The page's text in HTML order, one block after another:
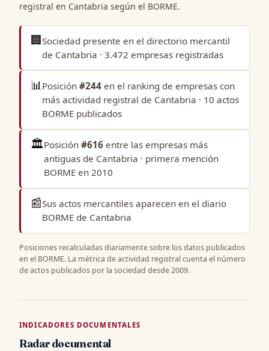
registral en Cantabria según el BORME.
🏢Sociedad presente en el directorio mercantil
de Cantabria · 3.472 empresas registradas
📊Posición #244 en el ranking de empresas con
más actividad registral de Cantabria · 10 actos
BORME publicados
🏛️Posición #616 entre las empresas más
antiguas de Cantabria · primera mención
BORME en 2010
📰Sus actos mercantiles aparecen en el diario
BORME de Cantabria
Posiciones recalculadas diariamente sobre los datos publicados
en el BORME. La métrica de actividad registral cuenta el número
de actos publicados por la sociedad desde 2009.
INDICADORES DOCUMENTALES
Radar documental